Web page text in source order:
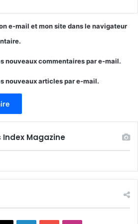
e-mail et mon site dans le navigateur
nouveaux commentaires par e-mail.
nouveaux articles par e-mail.
Index Magazine